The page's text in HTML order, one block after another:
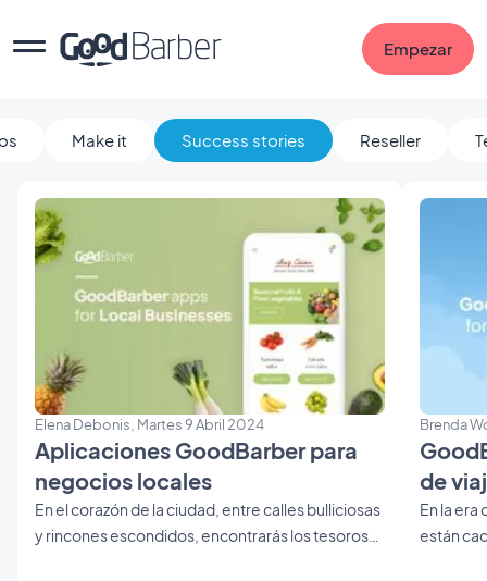
Empezar
Make it Success stories Reseller
Elena Debonis, Martes 9 Abril 2024
Aplicaciones GoodBarber para
negocios locales
En el corazón de la ciudad, entre calles bulliciosas
y rincones escondidos, encontrarás los tesoros
Brenda
de
En la era
están